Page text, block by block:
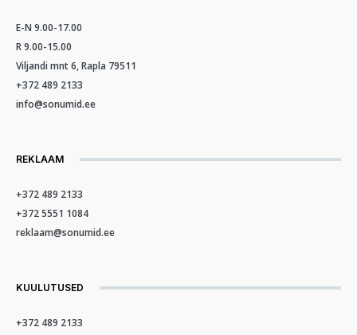
E-N 9.00-17.00
R 9.00-15.00
Viljandi mnt 6, Rapla 79511
+372 489 2133
info@sonumid.ee
REKLAAM
+372 489 2133
+372 5551 1084
reklaam@sonumid.ee
KUULUTUSED
+372 489 2133